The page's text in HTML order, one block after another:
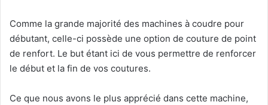
Comme la grande majorité des machines à coudre pour
débutant, celle-ci possède une option de couture de point
de renfort. Le but étant ici de vous permettre de renforcer
le début et la fin de vos coutures.
Ce que nous avons le plus apprécié dans cette machine,